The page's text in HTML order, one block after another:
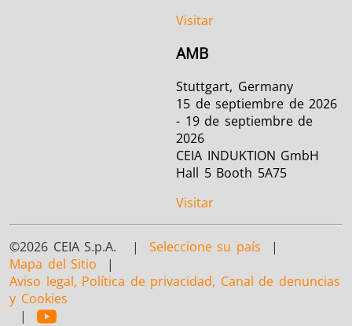
Visitar
AMB
Stuttgart, Germany
15 de septiembre de 2026
- 19 de septiembre de
2026
CEIA INDUKTION GmbH
Hall 5 Booth 5A75
Visitar
©2026 CEIA S.p.A. | Seleccione su país |
Mapa del Sitio |
Aviso legal, Política de privacidad, Canal de denuncias
y Cookies
|